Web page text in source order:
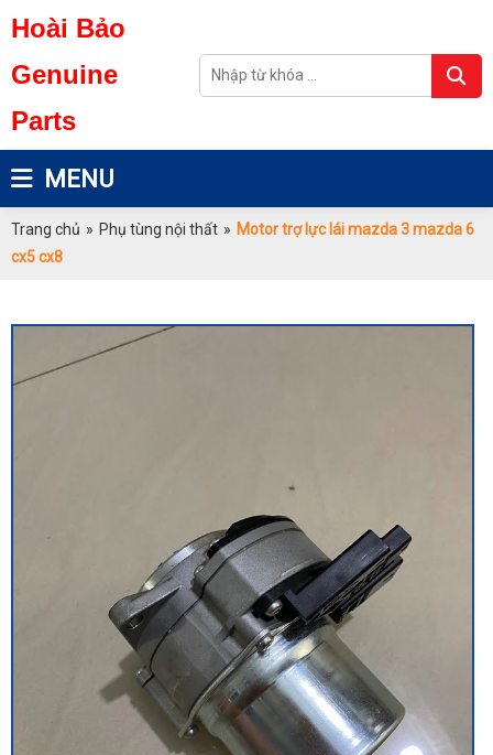
Hoài Bảo
Genuine
Parts
MENU
Trang chủ » Phụ tùng nội thất » Motor trợ lực lái mazda 3 mazda 6
cx5 cx8